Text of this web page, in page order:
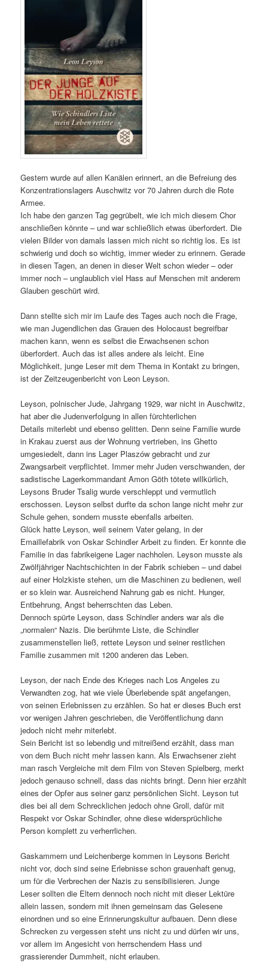
Gestern wurde auf allen Kanälen erinnert, an die Befreiung des
Konzentrationslagers Auschwitz vor 70 Jahren durch die Rote
Armee.
Ich habe den ganzen Tag gegrübelt, wie ich mich diesem Chor
anschließen könnte – und war schließlich etwas überfordert. Die
vielen Bilder von damals lassen mich nicht so richtig los. Es ist
schwierig und doch so wichtig, immer wieder zu erinnern. Gerade
in diesen Tagen, an denen in dieser Welt schon wieder – oder
immer noch – unglaublich viel Hass auf Menschen mit anderem
Glauben geschürt wird.
Dann stellte sich mir im Laufe des Tages auch noch die Frage,
wie man Jugendlichen das Grauen des Holocaust begreifbar
machen kann, wenn es selbst die Erwachsenen schon
überfordert. Auch das ist alles andere als leicht. Eine
Möglichkeit, junge Leser mit dem Thema in Kontakt zu bringen,
ist der Zeitzeugenbericht von Leon Leyson.
Leyson, polnischer Jude, Jahrgang 1929, war nicht in Auschwitz,
hat aber die Judenverfolgung in allen fürchterlichen
Details miterlebt und ebenso gelitten. Denn seine Familie wurde
in Krakau zuerst aus der Wohnung vertrieben, ins Ghetto
umgesiedelt, dann ins Lager Plaszów gebracht und zur
Zwangsarbeit verpflichtet. Immer mehr Juden verschwanden, der
sadistische Lagerkommandant Amon Göth tötete willkürlich,
Leysons Bruder Tsalig wurde verschleppt und vermutlich
erschossen. Leyson selbst durfte da schon lange nicht mehr zur
Schule gehen, sondern musste ebenfalls arbeiten.
Glück hatte Leyson, weil seinem Vater gelang, in der
Emaillefabrik von Oskar Schindler Arbeit zu finden. Er konnte die
Familie in das fabrikeigene Lager nachholen. Leyson musste als
Zwölfjähriger Nachtschichten in der Fabrik schieben – und dabei
auf einer Holzkiste stehen, um die Maschinen zu bedienen, weil
er so klein war. Ausreichend Nahrung gab es nicht. Hunger,
Entbehrung, Angst beherrschten das Leben.
Dennoch spürte Leyson, dass Schindler anders war als die
„normalen“ Nazis. Die berühmte Liste, die Schindler
zusammenstellen ließ, rettete Leyson und seiner restlichen
Familie zusammen mit 1200 anderen das Leben.
Leyson, der nach Ende des Krieges nach Los Angeles zu
Verwandten zog, hat wie viele Überlebende spät angefangen,
von seinen Erlebnissen zu erzählen. So hat er dieses Buch erst
vor wenigen Jahren geschrieben, die Veröffentlichung dann
jedoch nicht mehr miterlebt.
Sein Bericht ist so lebendig und mitreißend erzählt, dass man
von dem Buch nicht mehr lassen kann. Als Erwachsener zieht
man rasch Vergleiche mit dem Film von Steven Spielberg, merkt
jedoch genauso schnell, dass das nichts bringt. Denn hier erzählt
eines der Opfer aus seiner ganz persönlichen Sicht. Leyson tut
dies bei all dem Schrecklichen jedoch ohne Groll, dafür mit
Respekt vor Oskar Schindler, ohne diese widersprüchliche
Person komplett zu verherrlichen.
Gaskammern und Leichenberge kommen in Leysons Bericht
nicht vor, doch sind seine Erlebnisse schon grauenhaft genug,
um für die Verbrechen der Nazis zu sensibilisieren. Junge
Leser sollten die Eltern dennoch noch nicht mit dieser Lektüre
allein lassen, sondern mit ihnen gemeinsam das Gelesene
einordnen und so eine Erinnerungskultur aufbauen. Denn diese
Schrecken zu vergessen steht uns nicht zu und dürfen wir uns,
vor allem im Angesicht von herrschendem Hass und
grassierender Dummheit, nicht erlauben.